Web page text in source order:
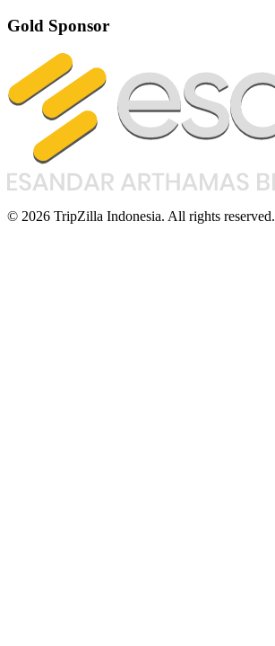
Gold Sponsor
© 2026 TripZilla Indonesia. All rights reserved.